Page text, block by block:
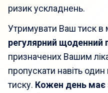
ризик ускладнень.
Утримувати Ваш тиск
регулярний щоденний
призначених Вашим
пропускати навіть
тиску. Кожен день має